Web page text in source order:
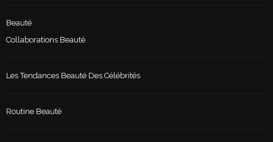
Beauté
Collaborations Beauté
Les Tendances Beauté Des Célébrités
Routine Beauté